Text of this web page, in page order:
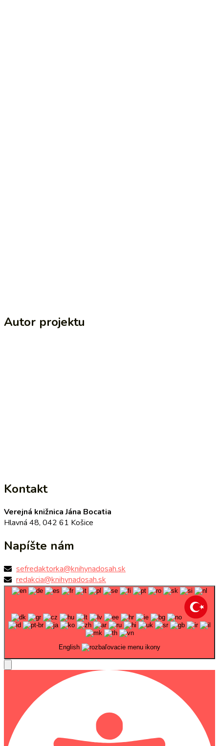
Autor projektu
Kontakt
Verejná knižnica Jána Bocatia
Hlavná 48, 042 61 Košice
Napíšte nám
sefredaktorka@knihynadosah.sk
redakcia@knihynadosah.sk
English